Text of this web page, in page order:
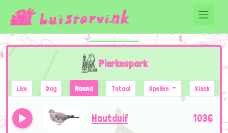
Pierkespark
Live Dag Maand Totaal Spellen Kiosk
Houtduif 1036